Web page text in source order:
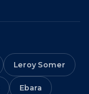
Leroy Somer
Ebara